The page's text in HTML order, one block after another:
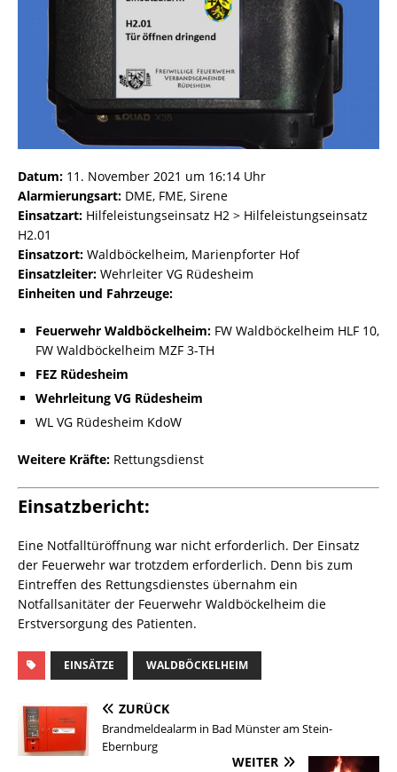
Datum: 11. November 2021 um 16:14 Uhr
Alarmierungsart: DME, FME, Sirene
Einsatzart: Hilfeleistungseinsatz H2 > Hilfeleistungseinsatz
H2.01
Einsatzort: Waldböckelheim, Marienpforter Hof
Einsatzleiter: Wehrleiter VG Rüdesheim
Einheiten und Fahrzeuge:
Feuerwehr Waldböckelheim: FW Waldböckelheim HLF 10,
FW Waldböckelheim MZF 3-TH
FEZ Rüdesheim
Wehrleitung VG Rüdesheim
WL VG Rüdesheim KdoW
Weitere Kräfte: Rettungsdienst
Einsatzbericht:
Eine Notfalltüröffnung war nicht erforderlich. Der Einsatz
der Feuerwehr war trotzdem erforderlich. Denn bis zum
Eintreffen des Rettungsdienstes übernahm ein
Notfallsanitäter der Feuerwehr Waldböckelheim die
Erstversorgung des Patienten.
EINSÄTZE WALDBÖCKELHEIM
ZURÜCK
Brandmeldealarm in Bad Münster am Stein-
Ebernburg
WEITER